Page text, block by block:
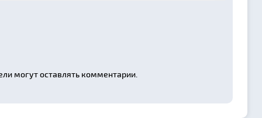
могут оставлять комментарии.